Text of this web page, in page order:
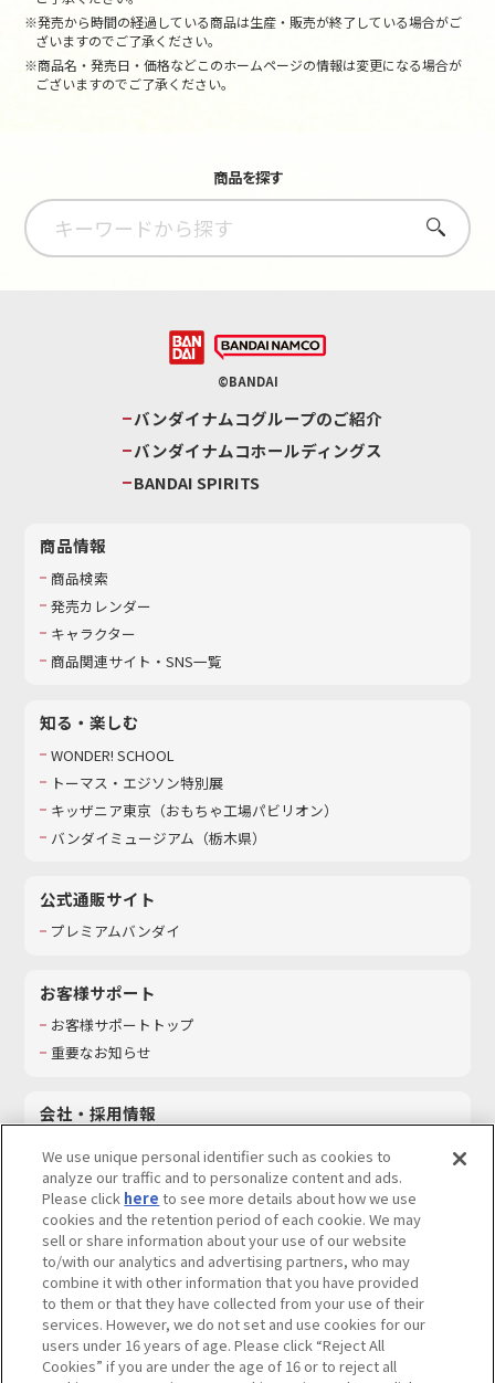
※発売から時間の経過している商品は生産・販売が終了している場合がご
ざいますのでご了承ください。
※商品名・発売日・価格などこのホームページの情報は変更になる場合が
ございますのでご了承ください。
商品を探す
さがす
©BANDAI
バンダイナムコグループのご紹介
バンダイナムコホールディングス
BANDAI SPIRITS
商品情報
商品検索
発売カレンダー
キャラクター
商品関連サイト・SNS一覧
知る・楽しむ
WONDER! SCHOOL
トーマス・エジソン特別展
キッザニア東京（おもちゃ工場パビリオン）​
バンダイミュージアム（栃木県）
公式通販サイト
プレミアムバンダイ
お客様サポート
お客様サポートトップ
重要なお知らせ
会社・採用情報
採用情報
サステナビリティ
お問い合わせ
ウェブサイトご利用条件 ソーシャルメディアポリシー
個人情報及び特定個人情報等の取り扱いに関する保護方針
We use unique personal identifier such as cookies to
analyze our traffic and to personalize content and ads.
Please click here to see more details about how we use
cookies and the retention period of each cookie. We may
sell or share information about your use of our website
to/with our analytics and advertising partners, who may
combine it with other information that you have provided
to them or that they have collected from your use of their
services. However, we do not set and use cookies for our
users under 16 years of age. Please click “Reject All
Cookies” if you are under the age of 16 or to reject all